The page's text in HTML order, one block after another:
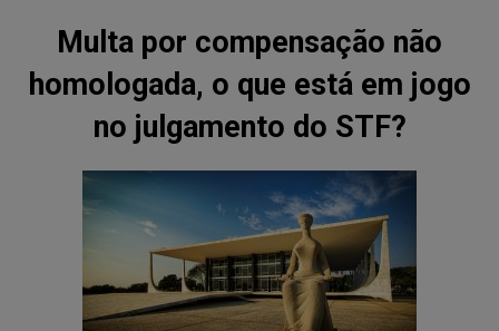
Multa por compensação não
homologada, o que está em jogo
no julgamento do STF?